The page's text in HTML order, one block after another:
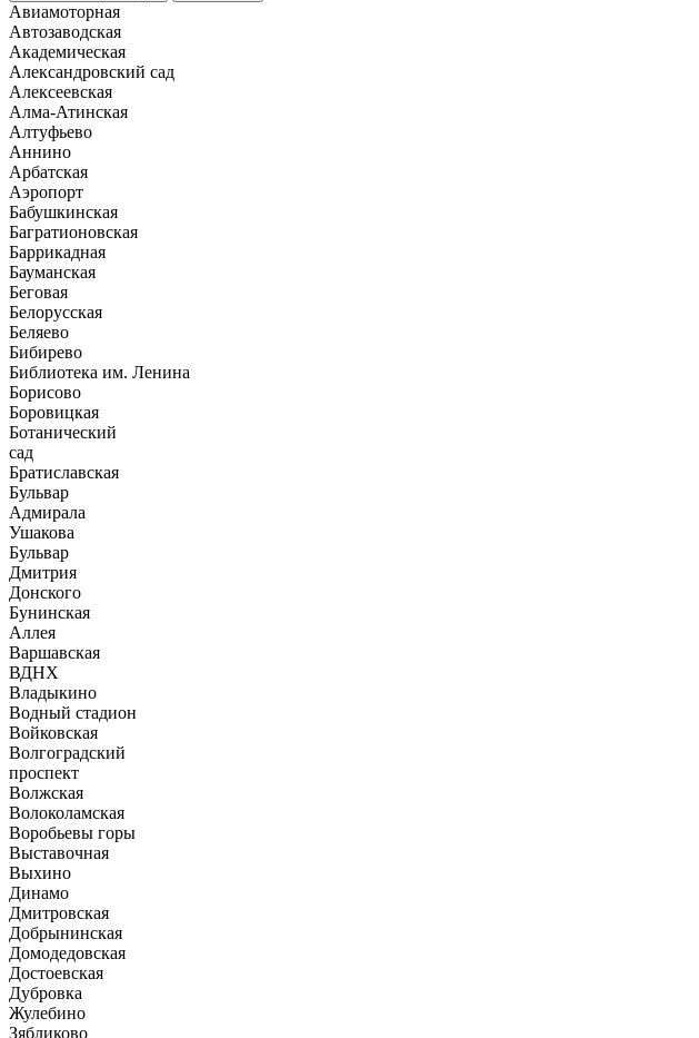
Авиамоторная
Автозаводская
Академическая
Александровский сад
Алексеевская
Алма-Атинская
Алтуфьево
Аннино
Арбатская
Аэропорт
Бабушкинская
Багратионовская
Баррикадная
Бауманская
Беговая
Белорусская
Беляево
Бибирево
Библиотека им. Ленина
Борисово
Боровицкая
Ботанический
сад
Братиславская
Бульвар
Адмирала
Ушакова
Бульвар
Дмитрия
Донского
Бунинская
Аллея
Варшавская
ВДНХ
Владыкино
Водный стадион
Войковская
Волгоградский
проспект
Волжская
Волоколамская
Воробьевы горы
Выставочная
Выхино
Динамо
Дмитровская
Добрынинская
Домодедовская
Достоевская
Дубровка
Жулебино
Зябликово